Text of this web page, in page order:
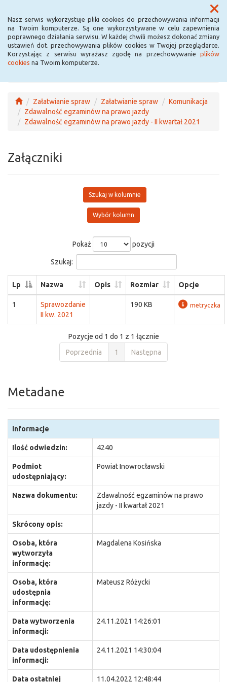
Nasz serwis wykorzystuje pliki cookies do przechowywania informacji
na Twoim komputerze. Są one wykorzystywane w celu zapewnienia
poprawnego działania serwisu. W każdej chwili możesz dokonać zmiany
ustawień dot. przechowywania plików cookies w Twojej przeglądarce.
Korzystając z serwisu wyrażasz zgodę na przechowywanie plików
cookies na Twoim komputerze.
Menu
Załatwianie spraw Załatwianie spraw
Komunikacja
Zdawalność egzaminów na prawo jazdy
Zdawalność egzaminów na prawo jazdy - II kwartał 2021
Załączniki
Szukaj w kolumnie
Wybór kolumn
Pokaż pozycji
Szukaj:
Lp Nazwa Opis Rozmiar Opcje
1
Sprawozdanie
II kw. 2021
190 KB metryczka
Pozycje od 1 do 1 z 1 łącznie
Poprzednia
1 Następna
Metadane
Informacje
Ilość odwiedzin: 4240
Podmiot
udostępniający:
Powiat Inowrocławski
Nazwa dokumentu:
Zdawalność egzaminów na prawo
jazdy - II kwartał 2021
Skrócony opis:
Osoba, która
wytworzyła
informację:
Magdalena Kosińska
Osoba, która
udostępnia
informację:
Mateusz Różycki
Data wytworzenia
informacji:
24.11.2021 14:26:01
Data udostępnienia
informacji:
24.11.2021 14:30:04
Data ostatniej 11.04.2022 12:48:44